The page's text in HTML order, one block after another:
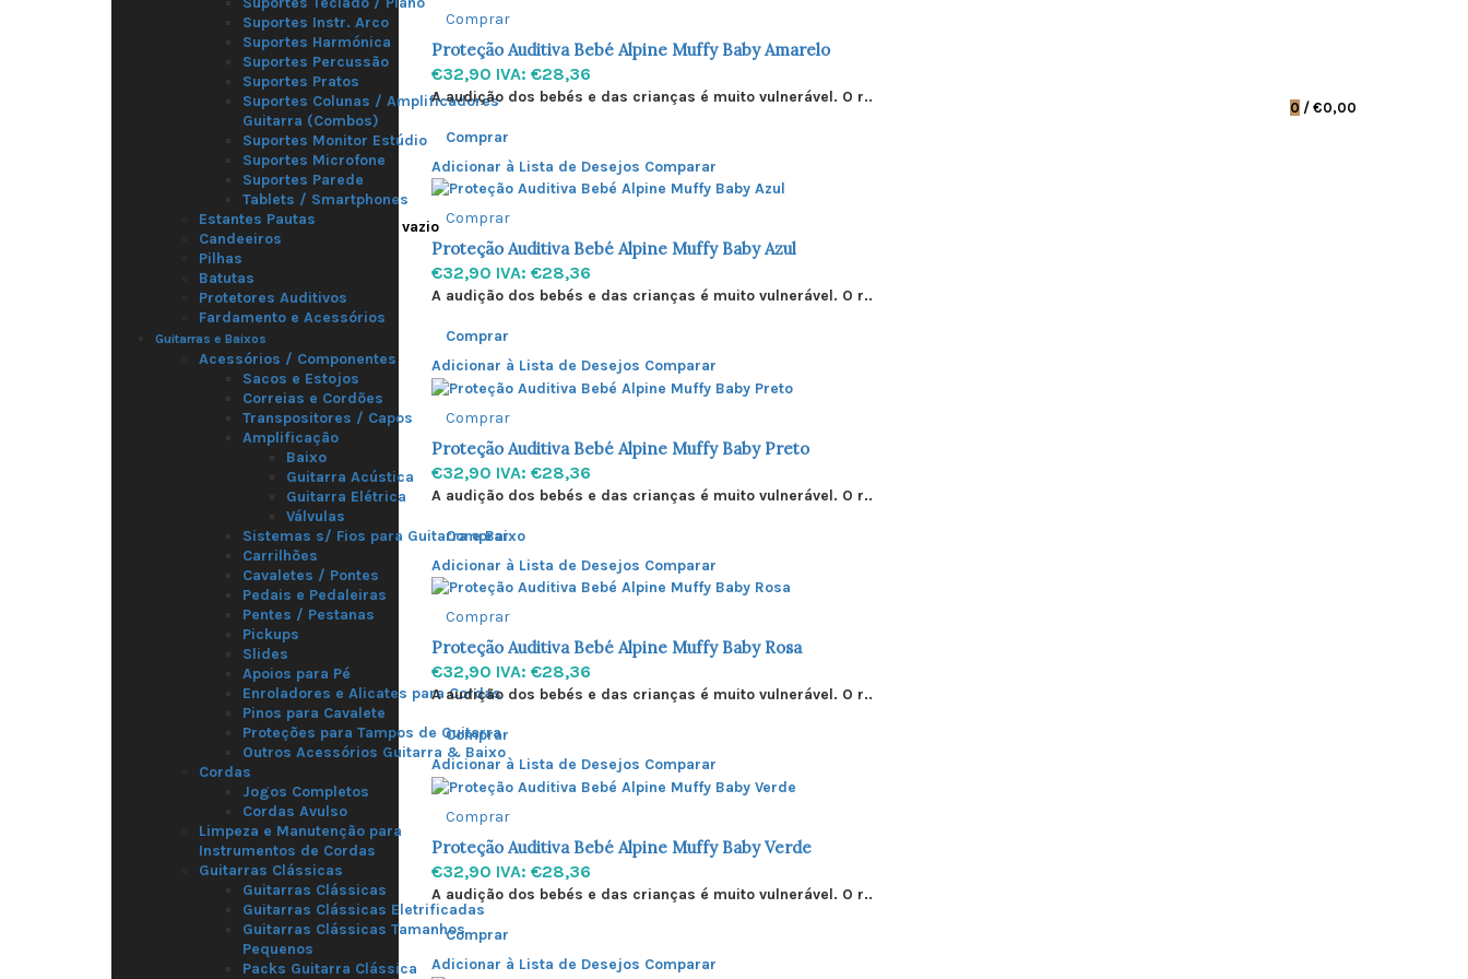
0 / €0,00
O seu carrinho está vazio
Suportes Instr. Arco
Suportes Harmónica
Suportes Percussão
Suportes Pratos
Suportes Colunas / Amplificadores
Guitarra (Combos)
Suportes Monitor Estúdio
Suportes Microfone
Suportes Parede
Tablets / Smartphones
Estantes Pautas
Candeeiros
Pilhas
Batutas
Protetores Auditivos
Fardamento e Acessórios
Guitarras e Baixos
Acessórios / Componentes
Sacos e Estojos
Correias e Cordões
Transpositores / Capos
Amplificação
Baixo
Guitarra Acústica
Guitarra Elétrica
Válvulas
Sistemas s/ Fios para Guitarra e Baixo
Carrilhões
Cavaletes / Pontes
Pedais e Pedaleiras
Pentes / Pestanas
Pickups
Slides
Apoios para Pé
Enroladores e Alicates para Cordas
Pinos para Cavalete
Proteções para Tampos de Guitarra
Outros Acessórios Guitarra & Baixo
Cordas
Jogos Completos
Cordas Avulso
Limpeza e Manutenção para
Instrumentos de Cordas
Guitarras Clássicas
Guitarras Clássicas
Guitarras Clássicas Eletrificadas
Guitarras Clássicas Tamanhos
Pequenos
Packs Guitarra Clássica
Comprar
Proteção Auditiva Bebé Alpine Muffy Baby Amarelo
€32,90 IVA: €28,36
A audição dos bebés e das crianças é muito vulnerável. O r..
Comprar
Adicionar à Lista de Desejos Comparar
Comprar
Proteção Auditiva Bebé Alpine Muffy Baby Azul
€32,90 IVA: €28,36
A audição dos bebés e das crianças é muito vulnerável. O r..
Comprar
Adicionar à Lista de Desejos Comparar
Comprar
Proteção Auditiva Bebé Alpine Muffy Baby Preto
€32,90 IVA: €28,36
A audição dos bebés e das crianças é muito vulnerável. O r..
Comprar
Adicionar à Lista de Desejos Comparar
Comprar
Proteção Auditiva Bebé Alpine Muffy Baby Rosa
€32,90 IVA: €28,36
A audição dos bebés e das crianças é muito vulnerável. O r..
Comprar
Adicionar à Lista de Desejos Comparar
Comprar
Proteção Auditiva Bebé Alpine Muffy Baby Verde
€32,90 IVA: €28,36
A audição dos bebés e das crianças é muito vulnerável. O r..
Comprar
Adicionar à Lista de Desejos Comparar